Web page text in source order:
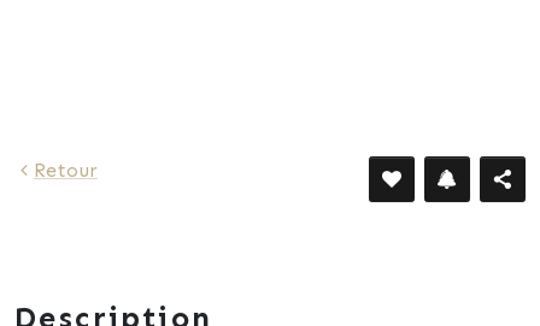
Retour
Description